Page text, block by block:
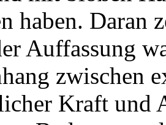
haben. Daran
Auffassung
zwischen
Kraft und